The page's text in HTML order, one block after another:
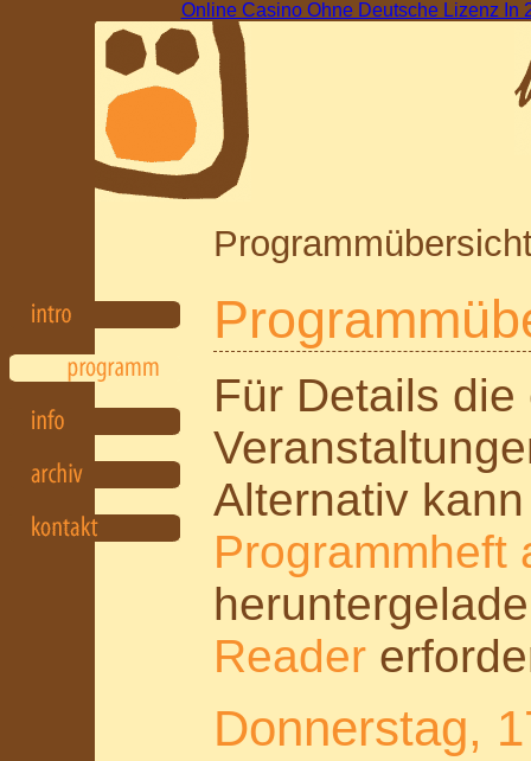
Online Casino Ohne Deutsche Lizenz In
Für Details
Alternativ
Programmheft
Reader
Donnerstag,